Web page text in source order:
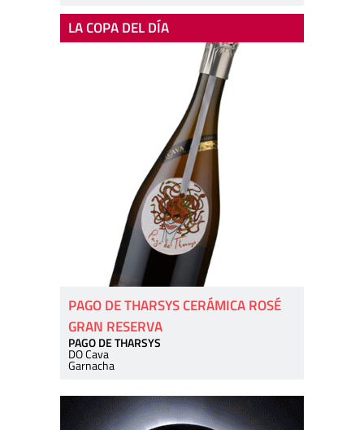
LA COPA DEL DÍA
PAGO DE THARSYS CERÁMICA ROSÉ
GRAN RESERVA
PAGO DE THARSYS
DO Cava
Garnacha